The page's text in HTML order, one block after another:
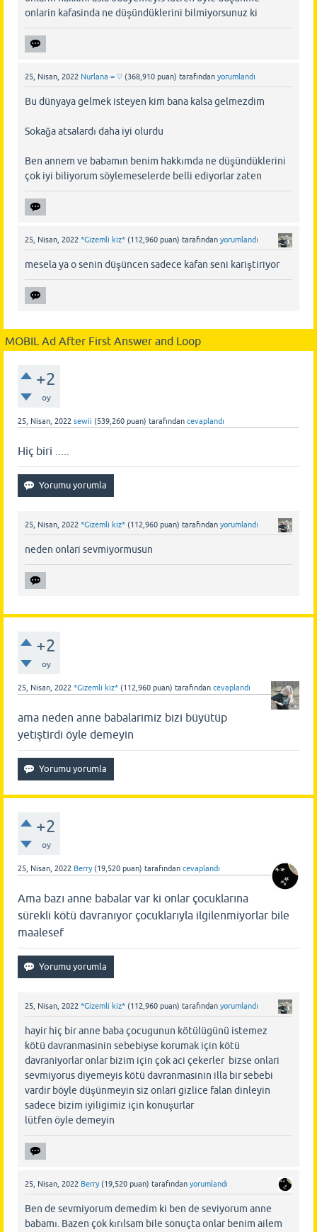
onlarin kafasinda ne düşündüklerini bilmiyorsunuz ki
25, Nisan, 2022 Nurlana = ♡ (368,910 puan) tarafından yorumlandı
Bu dünyaya gelmek isteyen kim bana kalsa gelmezdim
Sokağa atsalardı daha iyi olurdu
Ben annem ve babamın benim hakkımda ne düşündüklerini
çok iyi biliyorum söylemeselerde belli ediyorlar zaten
25, Nisan, 2022 *Gizemli kiz* (112,960 puan) tarafından yorumlandı
mesela ya o senin düşüncen sadece kafan seni kariştiriyor
MOBIL Ad After First Answer and Loop
+2
oy
25, Nisan, 2022 sewii (539,260 puan) tarafından cevaplandı
Hiç biri .....
25, Nisan, 2022 *Gizemli kiz* (112,960 puan) tarafından yorumlandı
neden onlari sevmiyormusun
+2
oy
25, Nisan, 2022 *Gizemli kiz* (112,960 puan) tarafından cevaplandı
ama neden anne babalarimiz bizi büyütüp
yetiştirdi öyle demeyin
+2
oy
25, Nisan, 2022 Berry (19,520 puan) tarafından cevaplandı
Ama bazı anne babalar var ki onlar çocuklarına
sürekli kötü davranıyor çocuklarıyla ilgilenmiyorlar bile
maalesef
25, Nisan, 2022 *Gizemli kiz* (112,960 puan) tarafından yorumlandı
hayir hiç bir anne baba çocugunun kötülügünü istemez
kötü davranmasinin sebebiyse korumak için kötü
davraniyorlar onlar bizim için çok aci çekerler bizse onlari
sevmiyorus diyemeyis kötü davranmasinin illa bir sebebi
vardir böyle düşünmeyin siz onlari gizlice falan dinleyin
sadece bizim iyiligimiz için konuşurlar
lütfen öyle demeyin
25, Nisan, 2022 Berry (19,520 puan) tarafından yorumlandı
Ben de sevmiyorum demedim ki ben de seviyorum anne
babamı. Bazen çok kırılsam bile sonuçta onlar benim ailem